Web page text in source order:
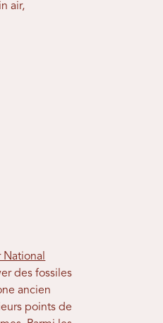
air,
National
des fossiles
ancien
points de